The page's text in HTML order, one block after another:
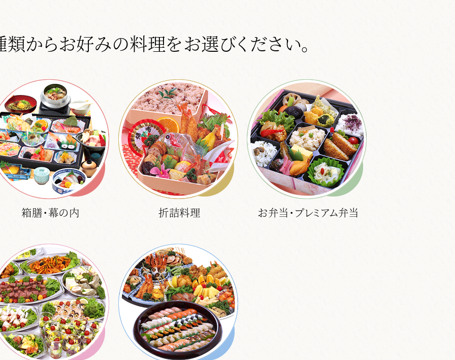
からお好みの料理をお選びください。
箱膳・幕の内 折詰料理 お弁当・プレミアム弁当